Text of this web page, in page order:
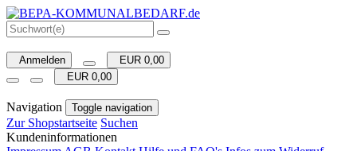
Anmelden
EUR 0,00
EUR 0,00
Navigation Toggle navigation
Zur Shopstartseite Suchen
Kundeninformationen